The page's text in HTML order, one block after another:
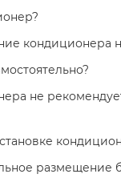
кондиционера
не
размещение